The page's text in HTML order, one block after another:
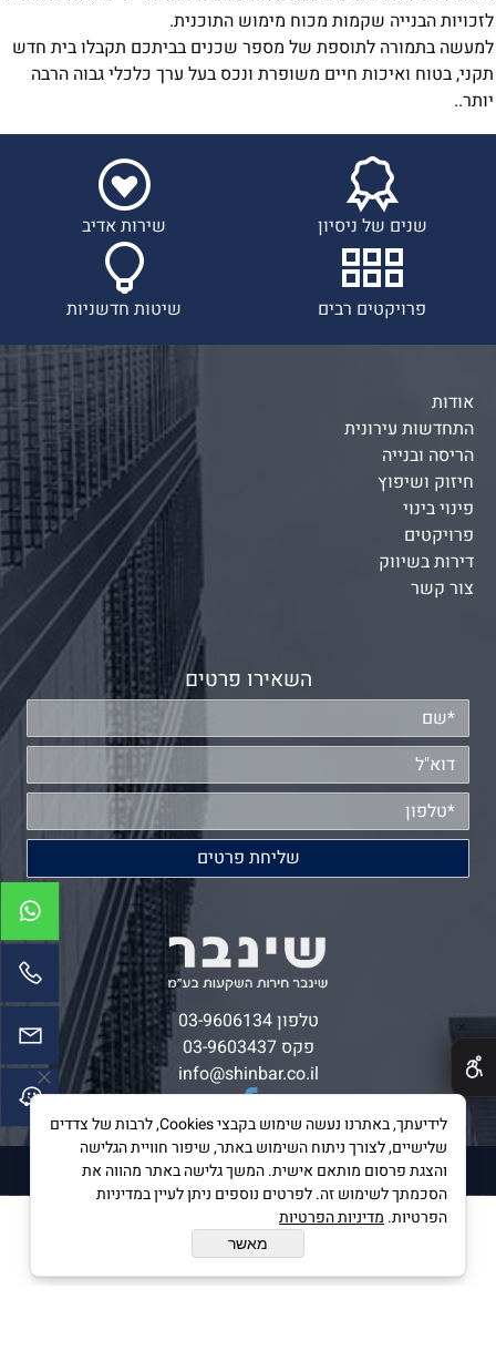
לזכויות הבנייה שקמות מכוח מימוש התוכנית.
למעשה בתמורה לתוספת של מספר שכנים בביתכם תקבלו בית חדש
תקני, בטוח ואיכות חיים משופרת ונכס בעל ערך כלכלי גבוה הרבה
יותר..
שנים של ניסיון שירות אדיב
פרויקטים רבים שיטות חדשניות
אודות
התחדשות עירונית
הריסה ובנייה
חיזוק ושיפוץ
פינוי בינוי
פרויקטים
דירות בשיווק
צור קשר
השאירו פרטים
טלפון03-9606134
פקס 03-9603437
info@shinbar.co.il
©All Rights reserved
בניית אתרים
✕
לידיעתך, באתרנו נעשה שימוש בקבצי Cookies, לרבות של צדדים
שלישיים, לצורך ניתוח השימוש באתר, שיפור חוויית הגלישה
והצגת פרסום מותאם אישית. המשך גלישה באתר מהווה את
הסכמתך לשימוש זה. לפרטים נוספים ניתן לעיין במדיניות
הפרטיות. מדיניות הפרטיות
מאשר